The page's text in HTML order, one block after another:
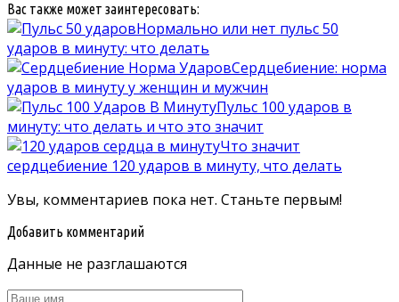
Вас также может заинтересовать:
Нормально или нет пульс 50
ударов в минуту: что делать
Сердцебиение: норма
ударов в минуту у женщин и мужчин
Пульс 100 ударов в
минуту: что делать и что это значит
Что значит
сердцебиение 120 ударов в минуту, что делать
Увы, комментариев пока нет. Станьте первым!
Добавить комментарий
Данные не разглашаются